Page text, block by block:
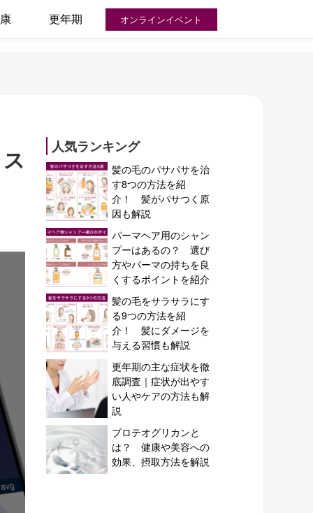
更年期 オンラインイベント
人気ランキング
髪の毛のパサパサを治
す8つの方法を紹
介！ 髪がパサつく原
因も解説
パーマヘア用のシャン
プーはあるの？ 選び
方やパーマの持ちを良
くするポイントを紹介
髪の毛をサラサラにす
る9つの方法を紹
介！ 髪にダメージを
与える習慣も解説
更年期の主な症状を徹
底調査｜症状が出やす
い人やケアの方法も解
説
プロテオグリカンと
は？ 健康や美容への
効果、摂取方法を解説